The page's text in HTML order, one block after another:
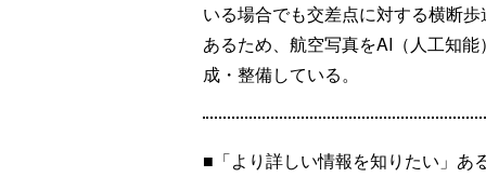
いる場合でも交差点に対する横断
あるため、航空写真をAI（人工知
成・整備している。
■「より詳しい情報を知りたい」あ